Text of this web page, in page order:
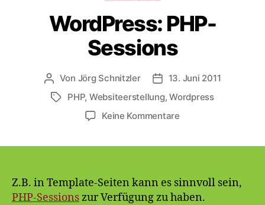
WordPress: PHP-
Sessions
Beitragsautor
Von Jörg Schnitzler Veröffentlichungsdatum
13. Juni 2011
Schlagwörter
PHP, Websiteerstellung,Wordpress
Keine Kommentarezu
Z.B. in Template-Seiten kann es sinnvoll sein,
PHP-Sessionszur Verfügung zu haben.